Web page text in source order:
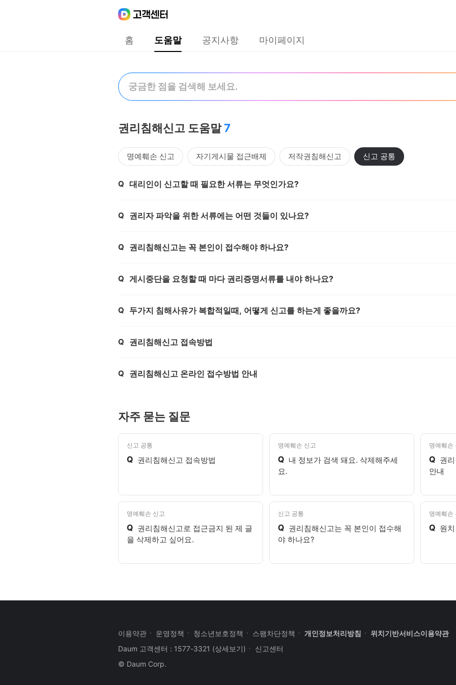
홈 도움말 공지사항 마이페이지
권리침해신고 도움말7
명예훼손 신고 자기게시물 접근배제 저작권침해신고 신고 공통
Q 대리인이 신고할 때 필요한 서류는 무엇인가요?
Q 권리자 파악을 위한 서류에는 어떤 것들이 있나요?
Q 권리침해신고는 꼭 본인이 접수해야 하나요?
Q 게시중단을 요청할 때 마다 권리증명서류를 내야 하나요?
Q 두가지 침해사유가 복합적일때, 어떻게 신고를 하는게 좋을까요?
Q 권리침해신고 접속방법
Q 권리침해신고 온라인 접수방법 안내
자주 묻는 질문
신고 공통
Q 권리침해신고 접속방법
명예훼손 신고
Q 내 정보가 검색 돼요. 삭제해주세
요.
명예훼손
Q 권
안내
명예훼손 신고
Q 권리침해신고로 접근금지 된 제 글
을 삭제하고 싶어요.
신고 공통
Q 권리침해신고는 꼭 본인이 접수해
야 하나요?
명예훼손
Q 원
이용약관 운영정책 청소년보호정책 스팸차단정책 개인정보처리방침
위치기반서비스이용약관
Daum 고객센터 : 1577-3321 (상세보기)
신고센터
© Daum Corp.